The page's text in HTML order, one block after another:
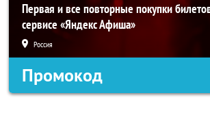
Первая и все повторные покупки
сервисе «Яндекс Афиша»
Россия
Промокод